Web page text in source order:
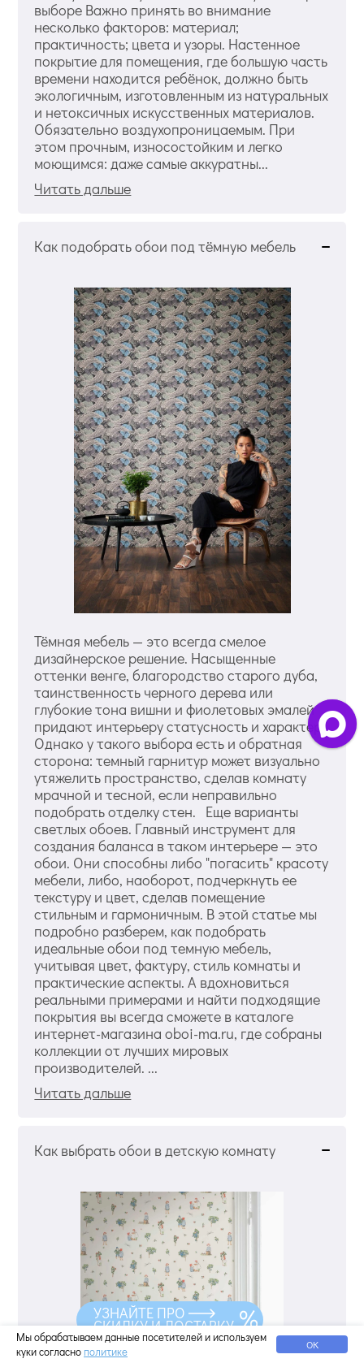
выборе Важно принять во внимание
несколько факторов: материал;
практичность; цвета и узоры. Настенное
покрытие для помещения, где большую часть
времени находится ребёнок, должно быть
экологичным, изготовленным из натуральных
и нетоксичных искусственных материалов.
Обязательно воздухопроницаемым. При
этом прочным, износостойким и легко
моющимся: даже самые аккуратны...
Читать дальше
Как подобрать обои под тёмную мебель
Тёмная мебель — это всегда смелое
дизайнерское решение. Насыщенные
оттенки венге, благородство старого дуба,
таинственность черного дерева или
глубокие тона вишни и фиолетовых эмалей
придают интерьеру статусность и характер.
Однако у такого выбора есть и обратная
сторона: темный гарнитур может визуально
утяжелить пространство, сделав комнату
мрачной и тесной, если неправильно
подобрать отделку стен. Еще варианты
светлых обоев. Главный инструмент для
создания баланса в таком интерьере — это
обои. Они способны либо "погасить" красоту
мебели, либо, наоборот, подчеркнуть ее
текстуру и цвет, сделав помещение
стильным и гармоничным. В этой статье мы
подробно разберем, как подобрать
идеальные обои под темную мебель,
учитывая цвет, фактуру, стиль комнаты и
практические аспекты. А вдохновиться
реальными примерами и найти подходящие
покрытия вы всегда сможете в каталоге
интернет-магазина oboi-ma.ru, где собраны
коллекции от лучших мировых
производителей. ...
Читать дальше
Как выбрать обои в детскую комнату
Мы обрабатываем данные посетителей и используем
куки согласно политике ОК
УЗНАЙТЕ ПРО
СКИДКУ И ДОСТАВКУ